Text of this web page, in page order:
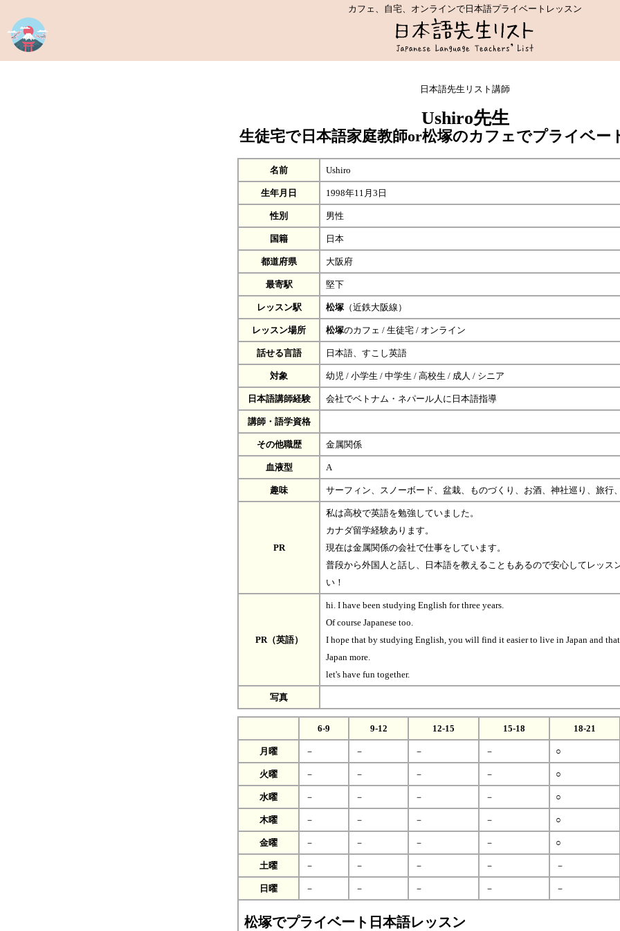
カフェ、自宅、オンラインで日本語プライベートレッスン
日本語先生リスト講師
Ushiro先生
生徒宅で日本語家庭教師or松塚のカフェでプライベー
名前 Ushiro
生年月日 1998年11月3日
性別 男性
国籍 日本
都道府県 大阪府
最寄駅 堅下
レッスン駅 松塚 （近鉄大阪線）
レッスン場所 松塚のカフェ / 生徒宅 / オンライン
話せる言語 日本語、すこし英語
対象 幼児 / 小学生 / 中学生 / 高校生 / 成人 / シニア
日本語講師経験 会社でベトナム・ネパール人に日本語指導
講師・語学資格
その他職歴 金属関係
血液型 A
趣味 サーフィン、スノーボード、盆栽、ものづくり、お酒、神社巡り、旅行
PR
私は高校で英語を勉強していました。
カナダ留学経験あります。
現在は金属関係の会社で仕事をしています。
普段から外国人と話し、日本語を教えることもあるので安心してレッス
い！
PR（英語）
hi. I have been studying English for three years.
Of course Japanese too.
I hope that by studying English, you will find it easier to live in Japan and
Japan more.
let's have fun together.
写真
6-9 9-12 12-15 15-18 18-21
月曜 － － － － ○
火曜 － － － － ○
水曜 － － － － ○
木曜 － － － － ○
金曜 － － － － ○
土曜 － － － － －
日曜 － － － － －
松塚でプライベート日本語レッスン